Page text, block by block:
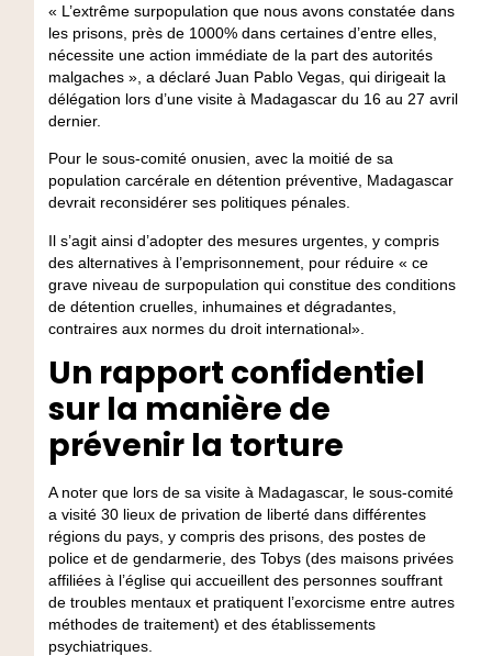
« L’extrême surpopulation que nous avons constatée dans
les prisons, près de 1000% dans certaines d’entre elles,
nécessite une action immédiate de la part des autorités
malgaches », a déclaré Juan Pablo Vegas, qui dirigeait la
délégation lors d’une visite à Madagascar du 16 au 27 avril
dernier.
Pour le sous-comité onusien, avec la moitié de sa
population carcérale en détention préventive, Madagascar
devrait reconsidérer ses politiques pénales.
Il s’agit ainsi d’adopter des mesures urgentes, y compris
des alternatives à l’emprisonnement, pour réduire « ce
grave niveau de surpopulation qui constitue des conditions
de détention cruelles, inhumaines et dégradantes,
contraires aux normes du droit international».
Un rapport confidentiel
sur la manière de
prévenir la torture
A noter que lors de sa visite à Madagascar, le sous-comité
a visité 30 lieux de privation de liberté dans différentes
régions du pays, y compris des prisons, des postes de
police et de gendarmerie, des Tobys (des maisons privées
affiliées à l’église qui accueillent des personnes souffrant
de troubles mentaux et pratiquent l’exorcisme entre autres
méthodes de traitement) et des établissements
psychiatriques.